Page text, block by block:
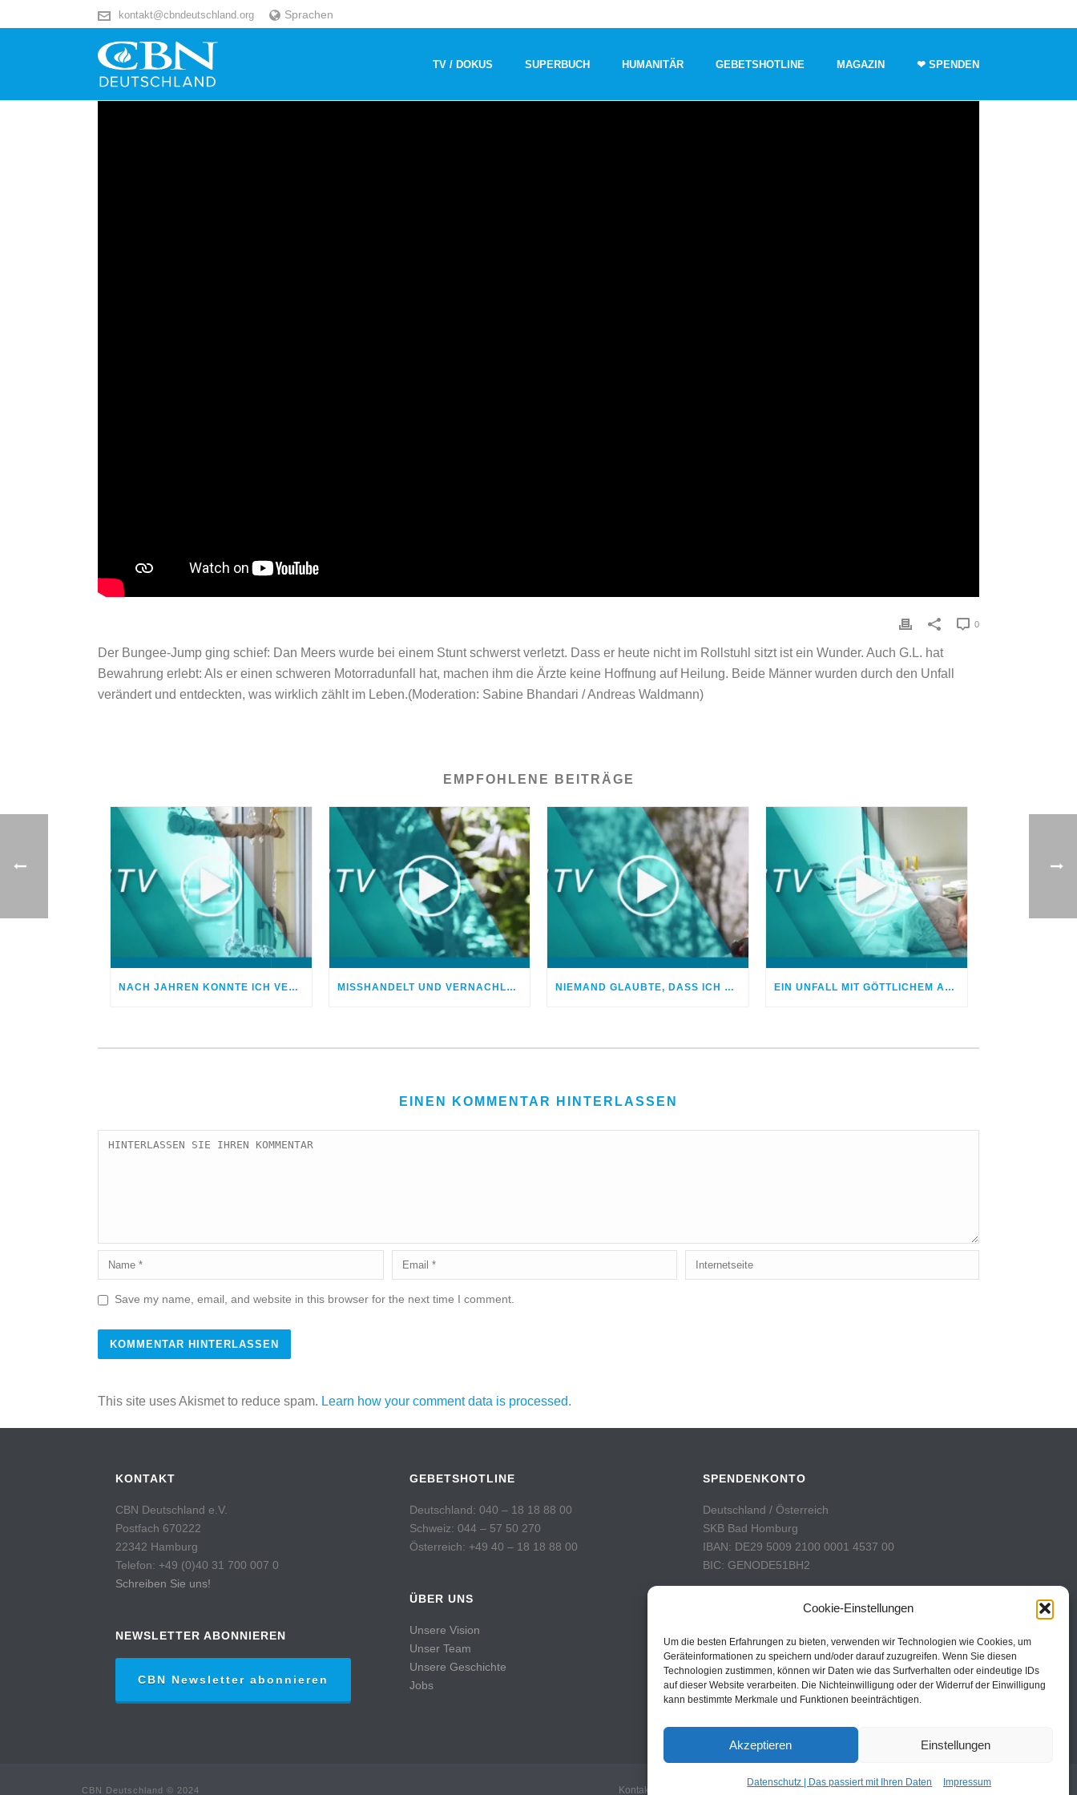
Cookie-Einstellungen
Um die besten Erfahrungen zu bieten, verwenden wir Technologien wie Cookies, um
Geräteinformationen zu speichern und/oder darauf zuzugreifen. Wenn Sie diesen
Technologien zustimmen, können wir Daten wie das Surfverhalten oder eindeutige IDs
auf dieser Website verarbeiten. Die Nichteinwilligung oder der Widerruf der Einwilligung
kann bestimmte Merkmale und Funktionen beeinträchtigen.
Akzeptieren Einstellungen
Datenschutz | Das passiert mit Ihren Daten Impressum
kontakt@cbndeutschland.org Sprachen
TV / DOKUS SUPERBUCH HUMANITÄR GEBETSHOTLINE MAGAZIN ❤ SPENDEN
0
Der Bungee-Jump ging schief: Dan Meers wurde bei einem Stunt schwerst verletzt. Dass er heute nicht im Rollstuhl sitzt ist ein Wunder. Auch G.L. hat
Bewahrung erlebt: Als er einen schweren Motorradunfall hat, machen ihm die Ärzte keine Hoffnung auf Heilung. Beide Männer wurden durch den Unfall
verändert und entdeckten, was wirklich zählt im Leben.(Moderation: Sabine Bhandari / Andreas Waldmann)
EMPFOHLENE BEITRÄGE
NACH JAHREN KONNTE ICH VERGEBEN MISSHANDELT UND VERNACHLÄSSIGT – DOCH GOTT HEILTE MEINE WUNDEN NIEMAND GLAUBTE, DASS ICH WIEDER GESUND WERDE EIN UNFALL MIT GÖTTLICHEM AUSGANG
EINEN KOMMENTAR HINTERLASSEN
Save my name, email, and website in this browser for the next time I comment.
This site uses Akismet to reduce spam. Learn how your comment data is processed.
KONTAKT
CBN Deutschland e.V.
Postfach 670222
22342 Hamburg
Telefon: +49 (0)40 31 700 007 0
Schreiben Sie uns!
NEWSLETTER ABONNIEREN
CBN Newsletter abonnieren
GEBETSHOTLINE
Deutschland: 040 – 18 18 88 00
Schweiz: 044 – 57 50 270
Österreich: +49 40 – 18 18 88 00
ÜBER UNS
Unsere Vision
Unser Team
Unsere Geschichte
Jobs
SPENDENKONTO
Deutschland / Österreich
SKB Bad Homburg
IBAN: DE29 5009 2100 0001 4537 00
BIC: GENODE51BH2
Konto: 60-742493-7
IBAN: CH31 0900 0000 6074 2493 7
BIC: POFICHBEXXX
CBN Deutschland © 2024 Kontakt Datenschutz Cookie Policy Cookie-Einstellungen